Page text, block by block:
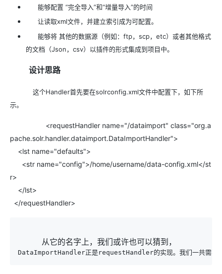
能够配置 “完全导入”和“增量导入”的时间
让读取xml文件，并建立索引成为可配置。
能够将 其他的数据源（例如：ftp，scp，etc）或者其他格式
的文档（Json，csv）以插件的形式集成到项目中。
设计思路
这个Handler首先要在solrconfig.xml文件中配置下，如下所
示。
<requestHandler name="/dataimport" class="org.a
pache.solr.handler.dataimport.DataImportHandler">
<lst name="defaults">
<str name="config">/home/username/data-config.xml</st
r>
</lst>
</requestHandler>
从它的名字上，我们或许也可以猜到，
DataImportHandler正是requestHandler的实现。我们一共需要在